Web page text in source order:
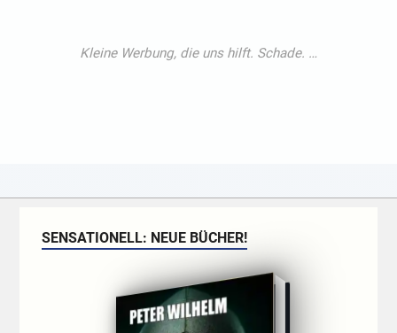
SENSATIONELL: NEUE BÜCHER!